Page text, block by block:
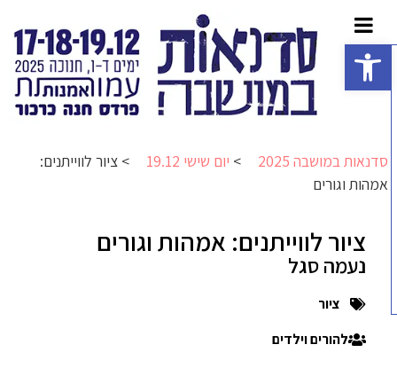
פתח סרגל נגישות
סדנאות במושבה 2025 >יום שישי 19.12 >ציור לווייתנים:
אמהות וגורים
ציור לווייתנים: אמהות וגורים
נעמה סגל
ציור
להורים וילדים